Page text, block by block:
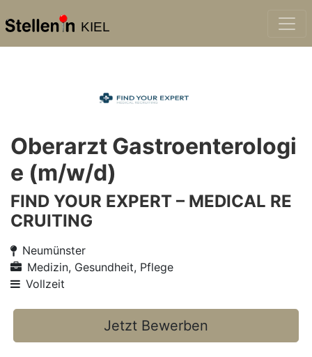
KIEL
Oberarzt Gastroenterologi
e (m/w/d)
FIND YOUR EXPERT – MEDICAL RE
CRUITING
Neumünster
Medizin, Gesundheit, Pflege
Vollzeit
Jetzt Bewerben